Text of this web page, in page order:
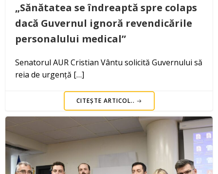
„Sănătatea se îndreaptă spre colaps
dacă Guvernul ignoră revendicările
personalului medical”
Senatorul AUR Cristian Vântu solicită Guvernului să
reia de urgență […]
CITEȘTE ARTICOL..